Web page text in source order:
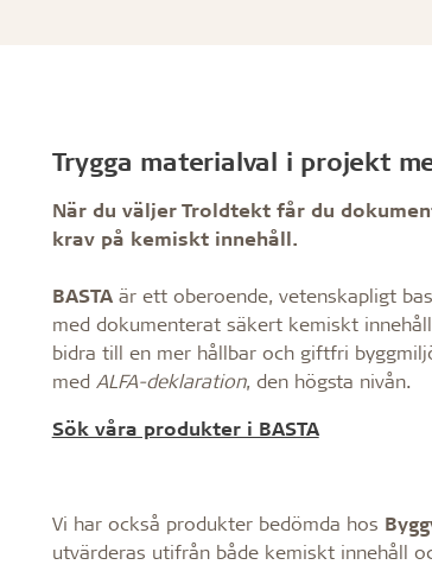
Trygga materialval i projekt
När du väljer Troldtekt får du
krav på kemiskt innehåll.
BASTAär ett oberoende, vetenskapligt
med dokumenterat säkert kemiskt
bidra till en mer hållbar och giftfri
med ALFA-deklaration, den högsta nivån.
Sök våra produkter i BASTA
Vi har också produkter bedömda hos
utvärderas utifrån både kemiskt innehåll